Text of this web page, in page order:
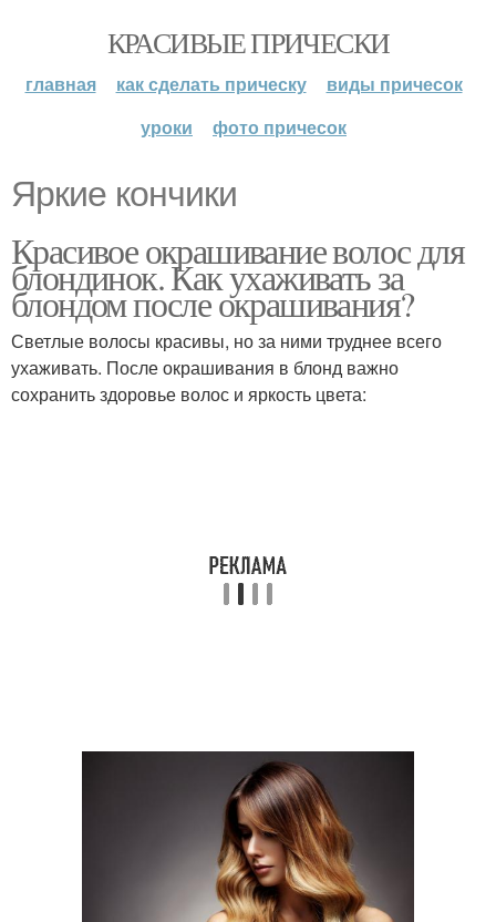
КРАСИВЫЕ ПРИЧЕСКИ
главная как сделать прическу
виды причесок
уроки
фото причесок
Яркие кончики
Красивое окрашивание волос для
блондинок. Как ухаживать за
блондом после окрашивания?
Светлые волосы красивы, но за ними труднее всего
ухаживать. После окрашивания в блонд важно
сохранить здоровье волос и яркость цвета: